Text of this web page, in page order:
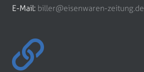
E-Mail: biller@eisenwaren-zeitung.de